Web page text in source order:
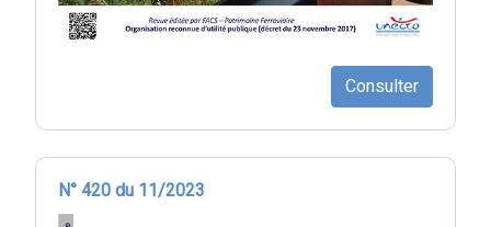
Consulter
N° 420 du 11/2023